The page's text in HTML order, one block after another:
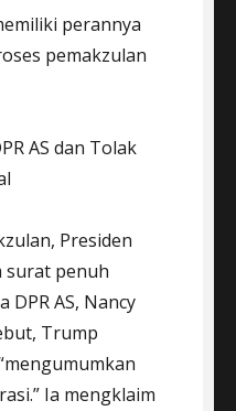
perannya
pemakzulan
AS dan Tolak
Presiden
surat penuh
DPR AS, Nancy
Trump
Ia mengklaim